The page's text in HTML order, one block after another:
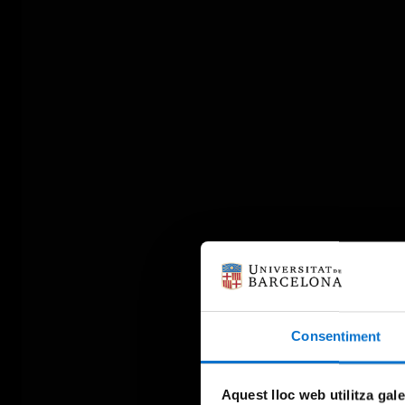
Consentiment
Aquest lloc web utilitza